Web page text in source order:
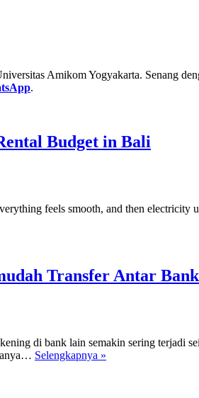
Amikom Yogyakarta. Senang
.
Budget in Bali
feels smooth, and then electricity
Transfer Antar Bank
di bank lain semakin sering terjadi
Selengkapnya »